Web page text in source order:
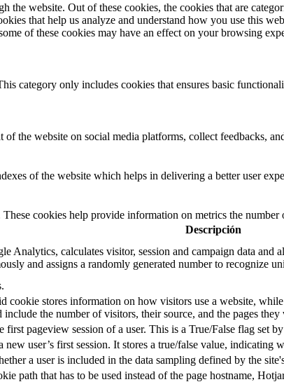
website. Out of these cookies, the cookies that are
that help us analyze and understand how you use this
of these cookies may have an effect on your browsing
category only includes cookies that ensures basic
the website on social media platforms, collect feedbacks,
of the website which helps in delivering a better user
cookies help provide information on metrics the
Descripción
Analytics, calculates visitor, session and campaign data and
and assigns a randomly generated number to recognize
cookie stores information on how visitors use a website,
include the number of visitors, their source, and the pages
first pageview session of a user. This is a True/False flag set
user’s first session. It stores a true/false value, indicating
a user is included in the data sampling defined by the
path that has to be used instead of the page hostname,